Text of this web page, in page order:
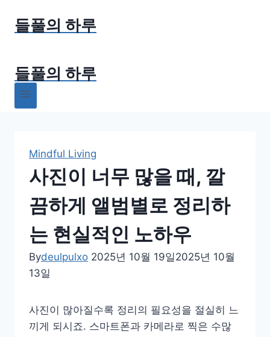
들풀의 하루
들풀의 하루
Mindful Living
사진이 너무 많을 때, 깔
끔하게 앨범별로 정리하
는 현실적인 노하우
Bydeulpulxo 2025년 10월 19일2025년 10월
13일
사진이 많아질수록 정리의 필요성을 절실히 느
끼게 되시죠. 스마트폰과 카메라로 찍은 수많